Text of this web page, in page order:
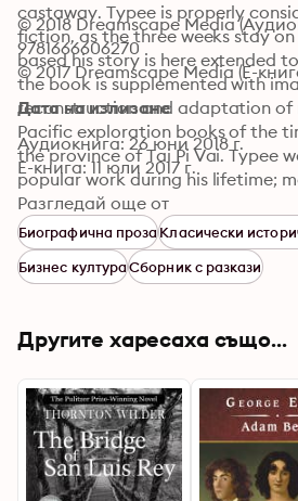
castaway. Typee is properly
fiction, as the three weeks stay
based his story is here extended
the book is supplemented with
reconstruction and adaptation
Pacific exploration books of the
the province of Tai Pi Vai. Typee
popular work during his lifetime;
as the man who lived among the
© 2018 Dreamscape Media
9781666606270
© 2017 Dreamscape Media (Е-
Дата на излизане
Аудиокнига: 26 юни 2018 г.
Е-книга: 11 юли 2017 г.
Разгледай още от
Биографична прозаКласически
Бизнес култураСборник с разкази
Другите харесаха също...